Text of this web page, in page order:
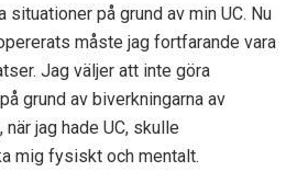
på grund av min UC. Nu
måste jag fortfarande vara
Jag väljer att inte göra
grund av biverkningarna av
jag hade UC, skulle
mig fysiskt och mentalt.